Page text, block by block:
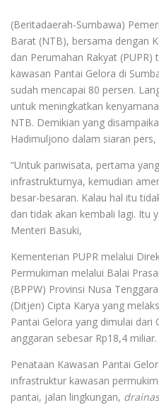
(Beritadaerah-Sumbawa)
Barat (NTB), bersama dengan
dan Perumahan Rakyat
kawasan Pantai Gelora di
sudah mencapai 80 persen.
untuk meningkatkan
NTB. Demikian yang
Hadimuljono dalam siaran
“Untuk pariwisata, pertama
infrastrukturnya, kemudian
besar-besaran. Kalau hal itu
dan tidak akan kembali lagi. Itu
Menteri Basuki,
Kementerian PUPR melalui
Permukiman melalui Balai
(BPPW) Provinsi Nusa
(Ditjen) Cipta Karya yang
Pantai Gelora yang dimulai
anggaran sebesar Rp18,4 miliar.
Penataan Kawasan Pantai
infrastruktur kawasan
pantai, jalan lingkungan,